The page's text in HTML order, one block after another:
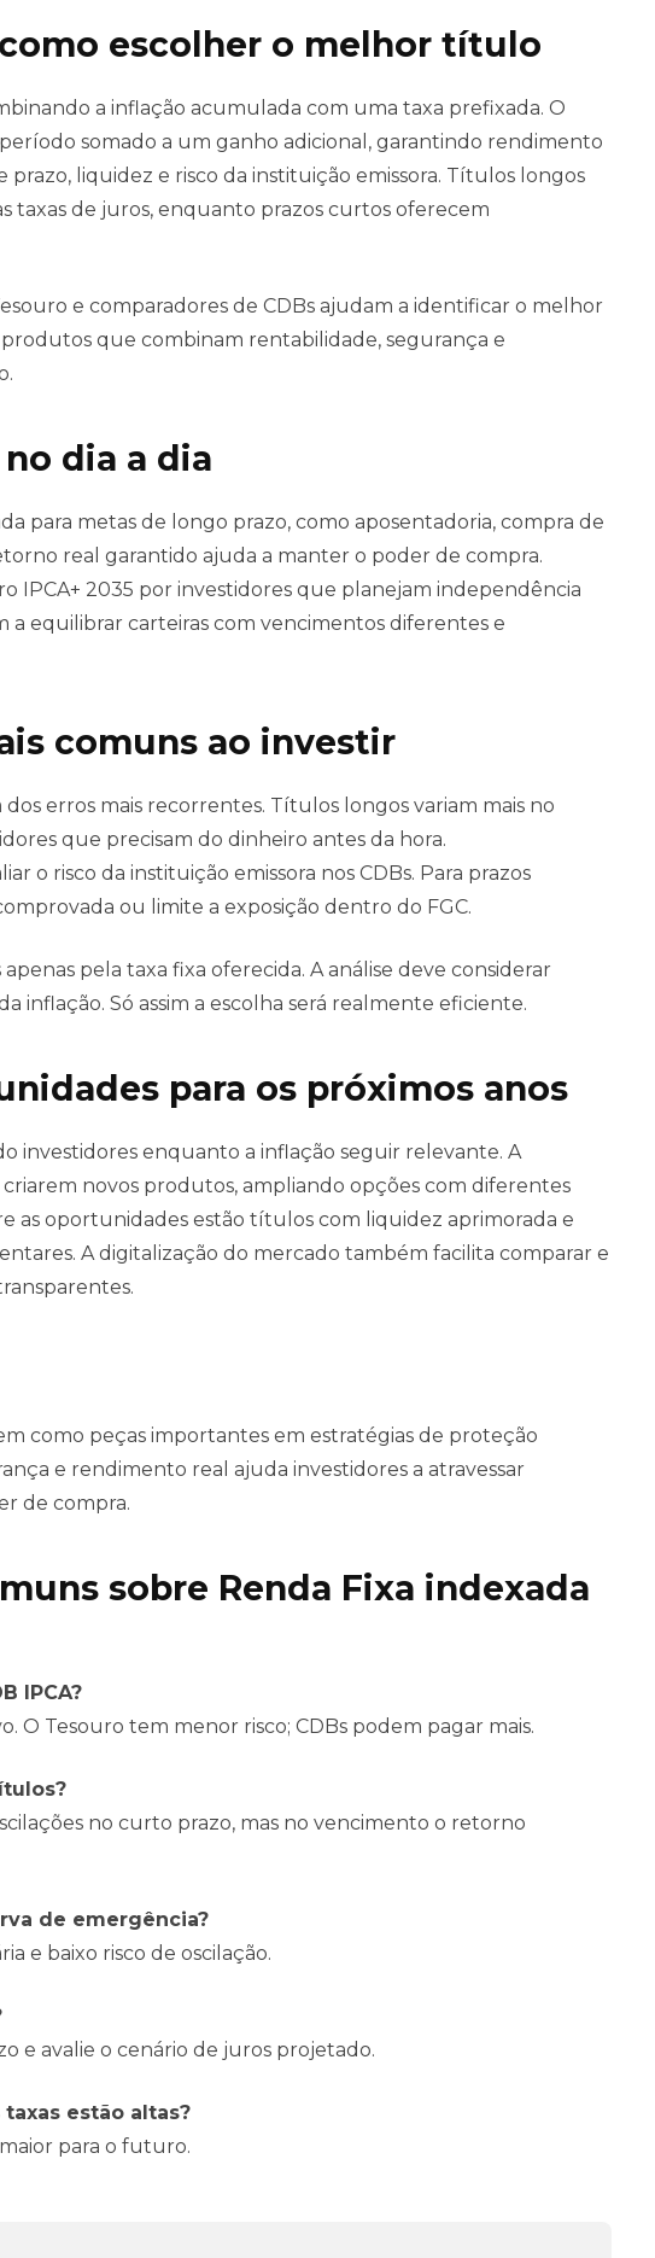
escolher o melhor título
a inflação acumulada com uma taxa prefixada. O
somado a um ganho adicional, garantindo rendimento
prazo, liquidez e risco da instituição emissora. Títulos longos
taxas de juros, enquanto prazos curtos oferecem
e comparadores de CDBs ajudam a identificar o melhor
que combinam rentabilidade, segurança e
dia a dia
para metas de longo prazo, como aposentadoria, compra de
real garantido ajuda a manter o poder de compra.
IPCA+ 2035 por investidores que planejam independência
a equilibrar carteiras com vencimentos diferentes e
comuns ao investir
erros mais recorrentes. Títulos longos variam mais no
que precisam do dinheiro antes da hora.
o risco da instituição emissora nos CDBs. Para prazos
ou limite a exposição dentro do FGC.
pela taxa fixa oferecida. A análise deve considerar
inflação. Só assim a escolha será realmente eficiente.
para os próximos anos
investidores enquanto a inflação seguir relevante. A
novos produtos, ampliando opções com diferentes
as oportunidades estão títulos com liquidez aprimorada e
A digitalização do mercado também facilita comparar e
como peças importantes em estratégias de proteção
e rendimento real ajuda investidores a atravessar
de compra.
sobre Renda Fixa indexada
IPCA?
O Tesouro tem menor risco; CDBs podem pagar mais.
no curto prazo, mas no vencimento o retorno
de emergência?
e baixo risco de oscilação.
e avalie o cenário de juros projetado.
estão altas?
para o futuro.